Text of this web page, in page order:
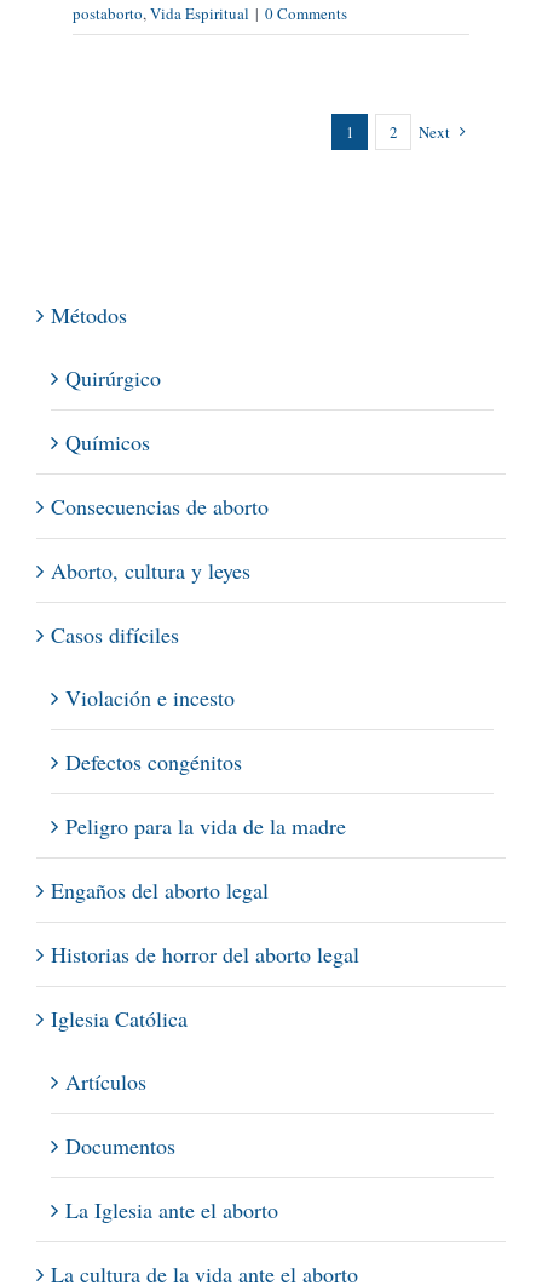
postaborto, Vida Espiritual | 0 Comments
1 2 Next
Métodos
Quirúrgico
Químicos
Consecuencias de aborto
Aborto, cultura y leyes
Casos difíciles
Violación e incesto
Defectos congénitos
Peligro para la vida de la madre
Engaños del aborto legal
Historias de horror del aborto legal
Iglesia Católica
Artículos
Documentos
La Iglesia ante el aborto
La cultura de la vida ante el aborto